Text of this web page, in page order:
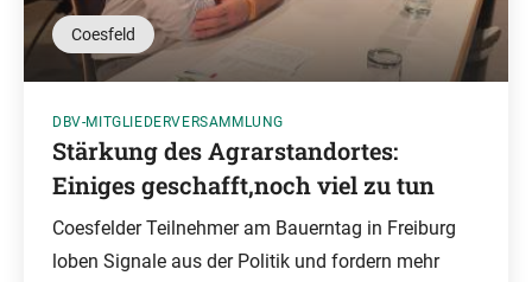
Coesfeld
DBV-MITGLIEDERVERSAMMLUNG
Stärkung des Agrarstandortes:
Einiges geschafft,noch viel zu tun
Coesfelder Teilnehmer am Bauerntag in Freiburg
loben Signale aus der Politik und fordern mehr